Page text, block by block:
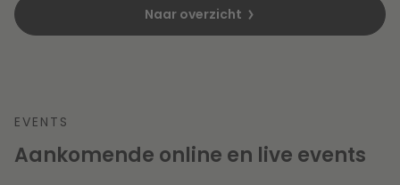
Naar overzicht
EVENTS
Aankomende online en live events